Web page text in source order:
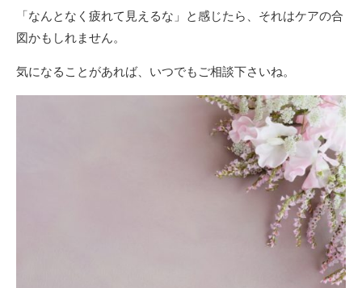
「なんとなく疲れて見えるな」と感じたら、それはケアの合
図かもしれません。
気になることがあれば、いつでもご相談下さいね。